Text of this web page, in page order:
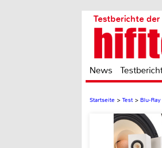
Testberichte
News
Startseite > Test > Blu-